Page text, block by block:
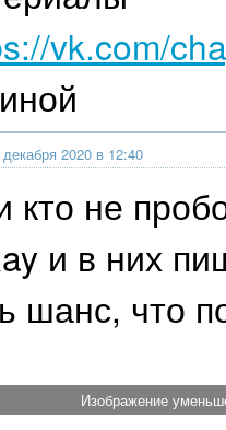
vk.com/
2020 в 12:40
кто не
и в них
шанс, что
Изображение